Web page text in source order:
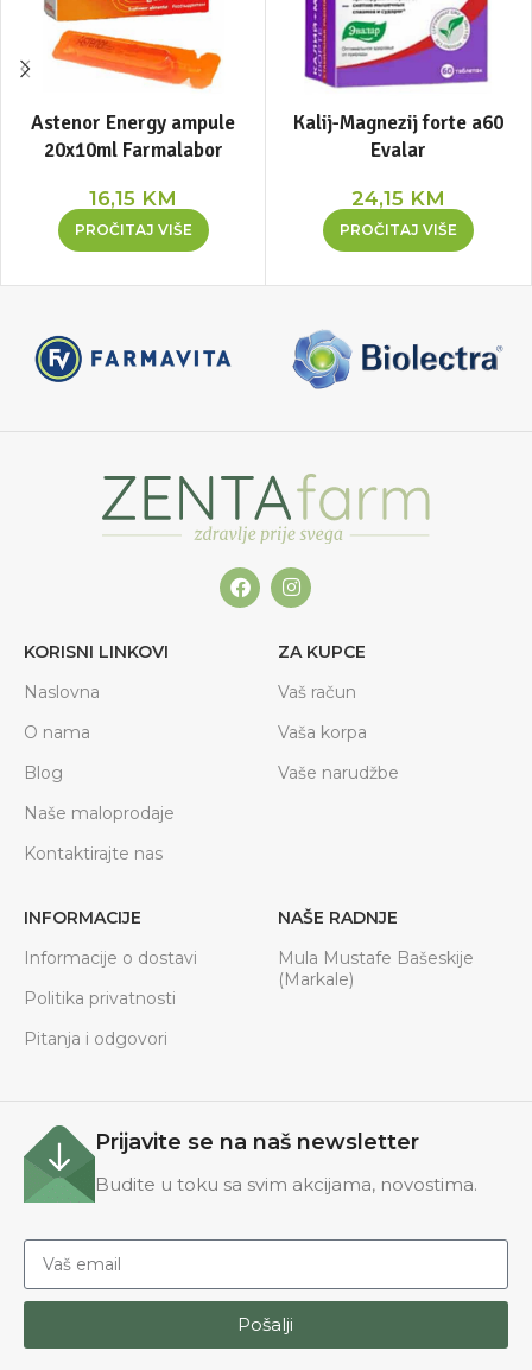
Astenor Energy ampule
20x10ml Farmalabor
16,15 KM
PROČITAJ VIŠE
Kalij-Magnezij forte a60
Evalar
24,15 KM
PROČITAJ VIŠE
KORISNI LINKOVI
Naslovna
O nama
Blog
Naše maloprodaje
Kontaktirajte nas
ZA KUPCE
Vaš račun
Vaša korpa
Vaše narudžbe
INFORMACIJE
Informacije o dostavi
Politika privatnosti
Pitanja i odgovori
NAŠE RADNJE
Mula Mustafe Bašeskije
(Markale)
Prijavite se na naš newsletter
Budite u toku sa svim akcijama, novostima.
Pošalji